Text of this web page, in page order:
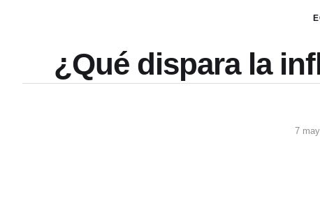
¿Qué dispara la
7